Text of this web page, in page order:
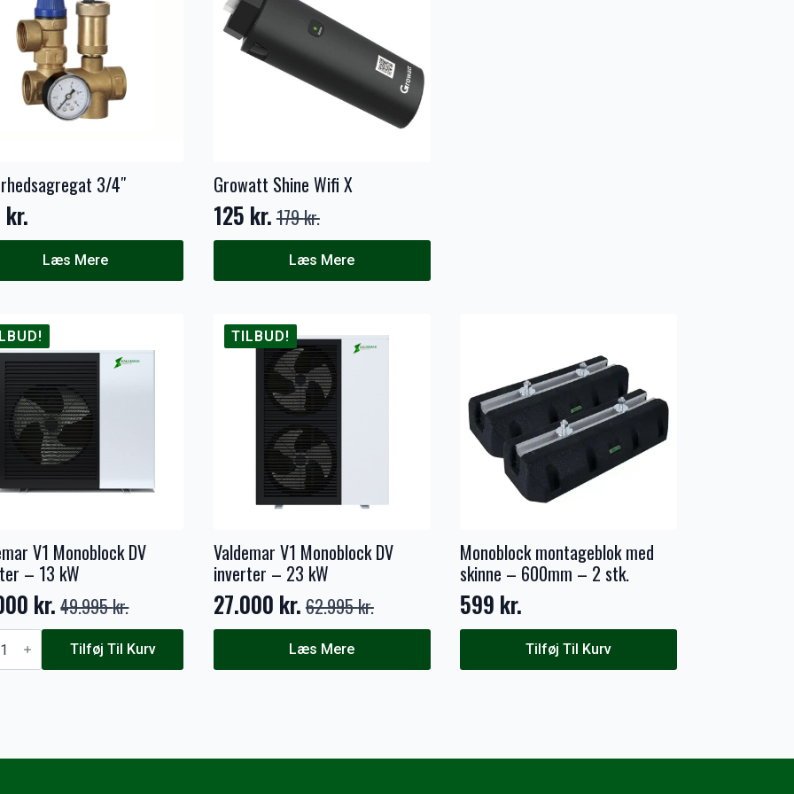
3/4″
kr.
Læs Mere
Growatt Shine Wifi X
179kr.
Den
oprindelige
pris
179 kr..
125 kr.
Den
aktuelle
pris
125 kr..
Læs Mere
V1 Monoblock DV
– 13 kW
49.995kr.
kr.
Tilføj Til Kurv
TILBUD!
Valdemar V1 Monoblock DV
inverter – 23 kW
62.995kr.
Den
oprindelige
pris
27.000 kr.
Den
pris
Læs Mere
Monoblock montageblok med
skinne – 600mm – 2 stk.
599 kr.
Tilføj Til Kurv